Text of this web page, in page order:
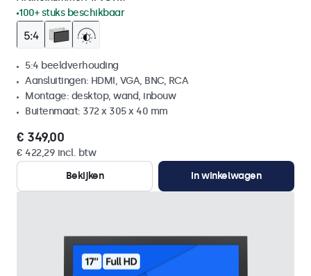
100+ stuks beschikbaar
5:4 beeldverhouding
Aansluitingen: HDMI, VGA, BNC, RCA
Montage: desktop, wand, inbouw
Buitenmaat: 372 x 305 x 40 mm
€ 349,00
€ 422,29 incl. btw
Bekijken
In winkelwagen